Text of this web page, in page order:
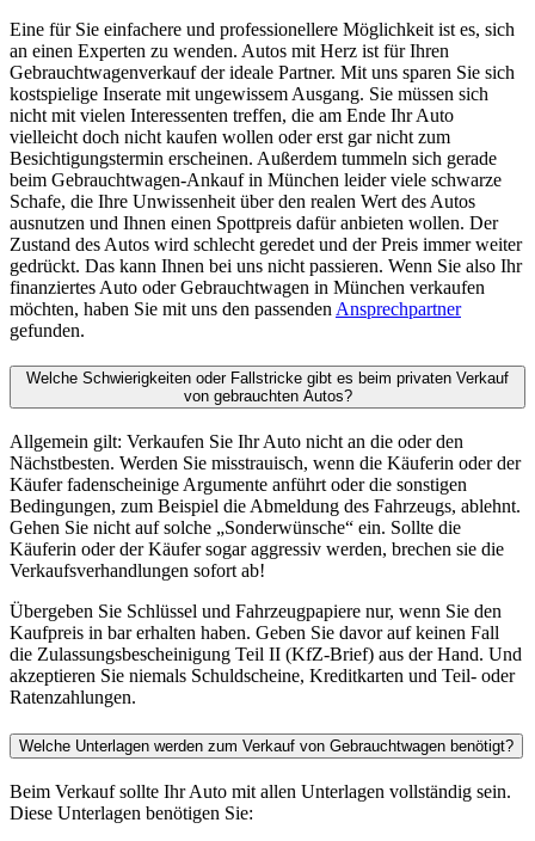
Eine für Sie einfachere und professionellere Möglichkeit ist es, sich
an einen Experten zu wenden. Autos mit Herz ist für Ihren
Gebrauchtwagenverkauf der ideale Partner. Mit uns sparen Sie sich
kostspielige Inserate mit ungewissem Ausgang. Sie müssen sich
nicht mit vielen Interessenten treffen, die am Ende Ihr Auto
vielleicht doch nicht kaufen wollen oder erst gar nicht zum
Besichtigungstermin erscheinen. Außerdem tummeln sich gerade
beim Gebrauchtwagen-Ankauf in München leider viele schwarze
Schafe, die Ihre Unwissenheit über den realen Wert des Autos
ausnutzen und Ihnen einen Spottpreis dafür anbieten wollen. Der
Zustand des Autos wird schlecht geredet und der Preis immer weiter
gedrückt. Das kann Ihnen bei uns nicht passieren. Wenn Sie also Ihr
finanziertes Auto oder Gebrauchtwagen in München verkaufen
möchten, haben Sie mit uns den passenden Ansprechpartner
gefunden.
Welche Schwierigkeiten oder Fallstricke gibt es beim privaten Verkauf
von gebrauchten Autos?
Allgemein gilt: Verkaufen Sie Ihr Auto nicht an die oder den
Nächstbesten. Werden Sie misstrauisch, wenn die Käuferin oder der
Käufer fadenscheinige Argumente anführt oder die sonstigen
Bedingungen, zum Beispiel die Abmeldung des Fahrzeugs, ablehnt.
Gehen Sie nicht auf solche „Sonderwünsche“ ein. Sollte die
Käuferin oder der Käufer sogar aggressiv werden, brechen sie die
Verkaufsverhandlungen sofort ab!
Übergeben Sie Schlüssel und Fahrzeugpapiere nur, wenn Sie den
Kaufpreis in bar erhalten haben. Geben Sie davor auf keinen Fall
die Zulassungsbescheinigung Teil II (KfZ-Brief) aus der Hand. Und
akzeptieren Sie niemals Schuldscheine, Kreditkarten und Teil- oder
Ratenzahlungen.
Welche Unterlagen werden zum Verkauf von Gebrauchtwagen benötigt?
Beim Verkauf sollte Ihr Auto mit allen Unterlagen vollständig sein.
Diese Unterlagen benötigen Sie: